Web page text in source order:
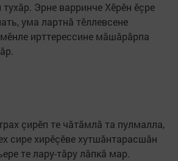
Эрне варринче Хӗрӗн ӗçре
ума лартнă тӗллевсене
ирттерессине мăшăрăрпа
çирӗп те чăтăмлă та пулмалла,
сире хирӗçӗве хутшăнтарасшăн
те лару-тăру лăпкă мар.